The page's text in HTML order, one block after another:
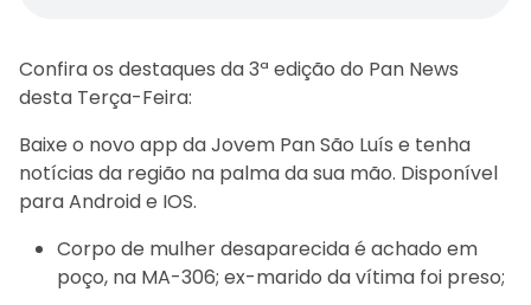
Confira os destaques da 3ª edição do Pan News
desta Terça-Feira:
Baixe o novo app da Jovem Pan São Luís e tenha
notícias da região na palma da sua mão. Disponível
para Android e IOS.
Corpo de mulher desaparecida é achado em
poço, na MA-306; ex-marido da vítima foi preso;